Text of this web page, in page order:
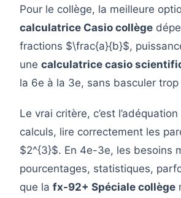
Pour le collège, la meilleure
calculatrice Casio collège
fractions $\frac{a}{b}$,
une calculatrice casio
la 6e à la 3e, sans basculer
Le vrai critère, c’est
calculs, lire correctement les
$2^{3}$. En 4e-3e, les besoins
pourcentages, statistiques,
que la fx-92+ Spéciale collège